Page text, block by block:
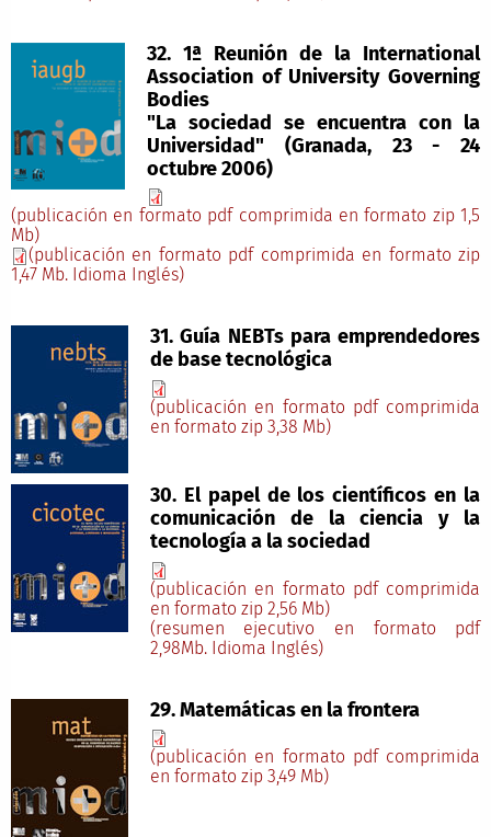
32. 1ª Reunión de la International
Association of University Governing
Bodies
"La sociedad se encuentra con la
Universidad" (Granada, 23 - 24
octubre 2006)
(publicación en formato pdf comprimida en formato zip 1,5
Mb)
(publicación en formato pdf comprimida en formato zip
1,47 Mb. Idioma Inglés)
31. Guía NEBTs para emprendedores
de base tecnológica
(publicación en formato pdf comprimida
en formato zip 3,38 Mb)
30. El papel de los científicos en la
comunicación de la ciencia y la
tecnología a la sociedad
(publicación en formato pdf comprimida
en formato zip 2,56 Mb)
(resumen ejecutivo en formato pdf
2,98Mb. Idioma Inglés)
29. Matemáticas en la frontera
(publicación en formato pdf comprimida
en formato zip 3,49 Mb)